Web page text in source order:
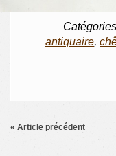
antiquaire,
« Article précédent